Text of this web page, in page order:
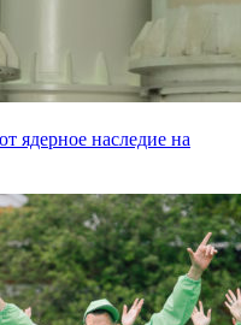
ядерное наследие на